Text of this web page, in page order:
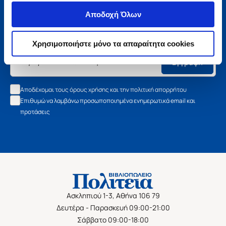
Αποδοχή Όλων
Χρησιμοποιήστε μόνο τα απαραίτητα cookies
Μάθετε τα νέα της Πολιτείας
Εγγραφείτε στο newsletter μας και μάθετε πρώτοι όλα τα
νέα βιβλία, τις εξαιρετικές τιμές και τις εκδηλώσεις μας.
Εγγραφή
Αποδέχομαι τους όρους χρήσης και την πολιτική απορρήτου
Επιθυμώ να λαμβάνω προσωποποιημένα ενημερωτικά email και
προτάσεις
Ασκληπιού 1-3, Αθήνα 106 79
Δευτέρα - Παρασκευή 09:00-21:00
Σάββατο 09:00-18:00